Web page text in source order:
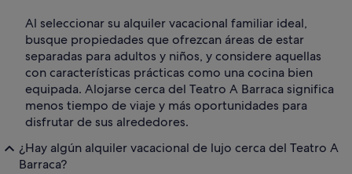
Al seleccionar su alquiler vacacional familiar ideal,
busque propiedades que ofrezcan áreas de estar
separadas para adultos y niños, y considere aquellas
con características prácticas como una cocina bien
equipada. Alojarse cerca del Teatro A Barraca significa
menos tiempo de viaje y más oportunidades para
disfrutar de sus alrededores.
¿Hay algún alquiler vacacional de lujo cerca del Teatro A
Barraca?